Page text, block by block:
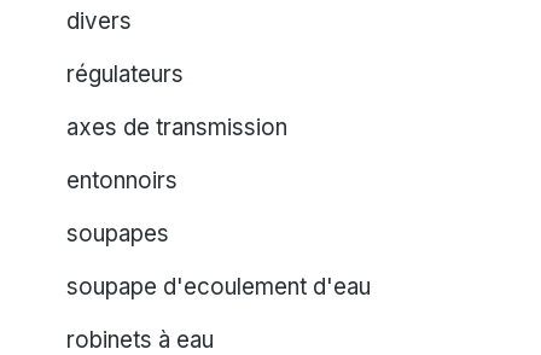
divers
régulateurs
axes de transmission
entonnoirs
soupapes
soupape d'ecoulement d'eau
robinets à eau